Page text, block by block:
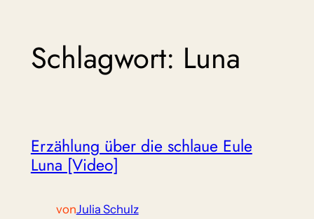
Schlagwort: Luna
Erzählung über die schlaue Eule
Luna [Video]
vonJulia Schulz